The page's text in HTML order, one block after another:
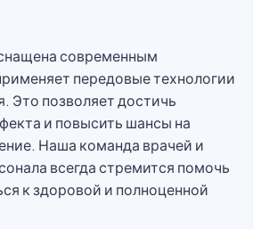
современным
передовые технологии
Это позволяет достичь
и повысить шансы на
Наша команда врачей и
всегда стремится помочь
к здоровой и полноценной